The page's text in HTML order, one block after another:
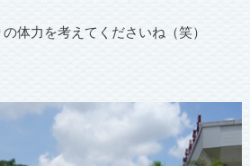
体力を考えてくださいね（笑）